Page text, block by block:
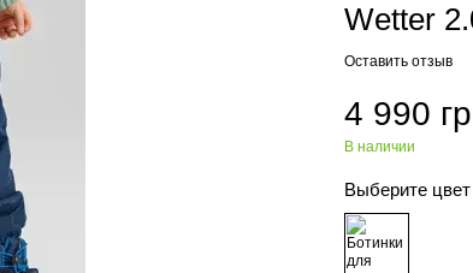
Wetter
Оставить отзыв
4 990
В наличии
Выберите цвет